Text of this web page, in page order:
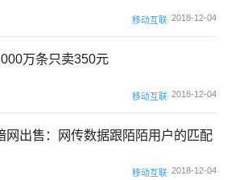
移动互联 2018-12-04
万条只卖350元
移动互联 2018-12-04
网出售：网传数据跟陌陌用户的匹配
移动互联 2018-12-04